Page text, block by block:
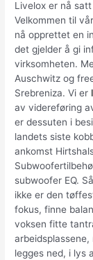
Livelox er nå
Velkommen til
nå opprettet en
det gjelder å gi
virksomheten.
Auschwitz og
Srebreniza. Vi er
av videreføring
er dessuten i
landets siste
ankomst
subwoofer EQ.
ikke er den
fokus, finne
voksen fitte
legges ned, i lys